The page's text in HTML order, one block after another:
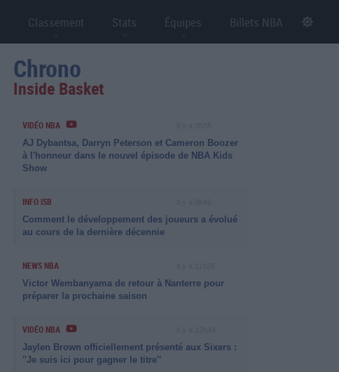
Classement Stats Équipes Billets NBA
Chrono
Inside Basket
VIDÉO NBA
AJ Dybantsa, Darryn Peterson et Cameron Boozer
à l'honneur dans le nouvel épisode de NBA Kids
Show
INFO ISB
Comment le développement des joueurs a évolué
au cours de la dernière décennie
NEWS NBA
Victor Wembanyama de retour à Nanterre pour
préparer la prochaine saison
VIDÉO NBA
Jaylen Brown officiellement présenté aux Sixers :
''Je suis ici pour gagner le titre''